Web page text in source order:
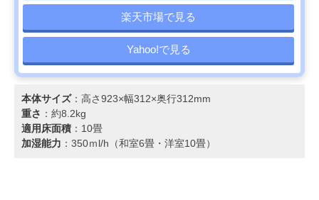
楽天市場で見る
Yahoo!で見る
本体サイズ：高さ923×幅312×奥行312mm
重さ ：約8.2kg
適用床面積 ：10畳
加湿能力 ：350ｍl/h（和室6畳・洋室10畳）